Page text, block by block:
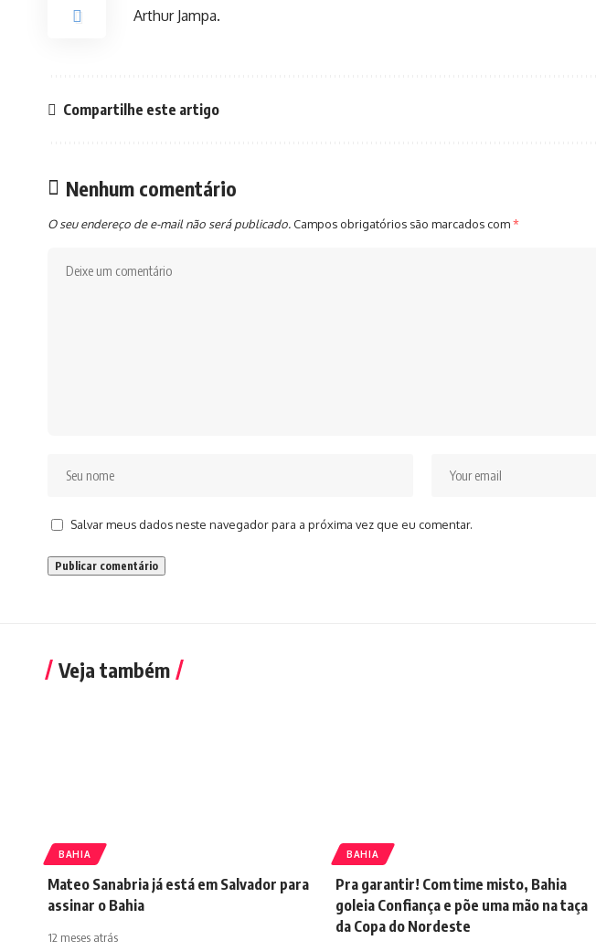
Arthur Jampa.
Compartilhe este artigo
Nenhum comentário
O seu endereço de e-mail não será publicado. Campos obrigatórios são marcados com*
Salvar meus dados neste navegador para a próxima vez que eu comentar.
Veja também
BAHIA
Mateo Sanabria já está em Salvador para
assinar o Bahia
12 meses atrás
BAHIA
Pra garantir! Com time misto, Bahia
goleia Confiança e põe uma mão na taça
da Copa do Nordeste